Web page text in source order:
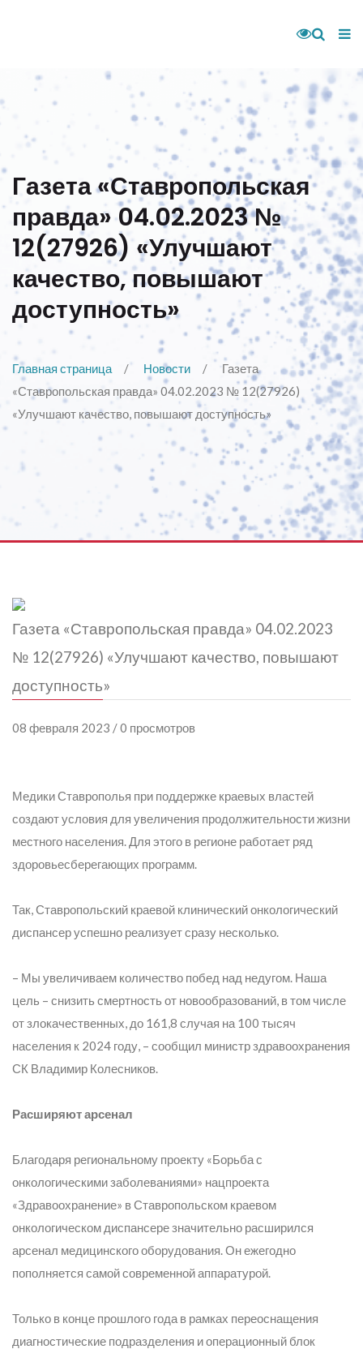
Газета «Ставропольская
правда» 04.02.2023 №
12(27926) «Улучшают
качество, повышают
доступность»
Главная страница Новости
Газета
«Ставропольская правда» 04.02.2023 № 12(27926)
«Улучшают качество, повышают доступность»
Газета «Ставропольская правда» 04.02.2023
№ 12(27926) «Улучшают качество, повышают
доступность»
08 февраля 2023 / 0 просмотров
Медики Ставрополья при поддержке краевых властей
создают условия для увеличения продолжительности жизни
местного населения. Для этого в регионе работает ряд
здоровьесберегающих программ.
Так, Ставропольский краевой клинический онкологический
диспансер успешно реализует сразу несколько.
– Мы увеличиваем количество побед над недугом. Наша
цель – снизить смертность от новообразований, в том числе
от злокачественных, до 161,8 случая на 100 тысяч
населения к 2024 году, – сообщил министр здравоохранения
СК Владимир Колесников.
Расширяют арсенал
Благодаря региональному проекту «Борьба с
онкологическими заболеваниями» нацпроекта
«Здравоохранение» в Ставропольском краевом
онкологическом диспансере значительно расширился
арсенал медицинского оборудования. Он ежегодно
пополняется самой современной аппаратурой.
Только в конце прошлого года в рамках переоснащения
диагностические подразделения и операционный блок